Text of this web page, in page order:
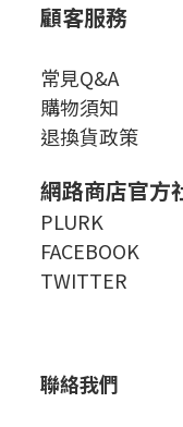
顧客服務
常見Q&A
購物須知
退換貨政策
網路商店官方
PLURK
FACEBOOK
TWITTER
聯絡我們